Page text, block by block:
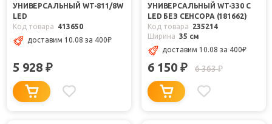
УНИВЕРСАЛЬНЫЙ WT-811/8W
LED
Код товара
413650
доставим 10.08 за 400₽
5 928 ₽
УНИВЕРСАЛЬНЫЙ WT-330 C
LED БЕЗ СЕНСОРА (181662)
Код товара
235214
Ширина 35 см
доставим 10.08 за 400₽
6 150 ₽ 6 363₽